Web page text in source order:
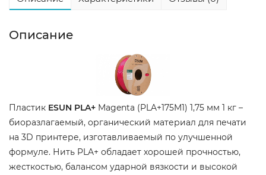
Описание
Пластик ESUN PLA+ Magenta (PLA+175M1) 1,75 мм 1 кг –
биоразлагаемый, органический материал для печати
на 3D принтере, изготавливаемый по улучшенной
формуле. Нить PLA+ обладает хорошей прочностью,
жесткостью, балансом ударной вязкости и высокой